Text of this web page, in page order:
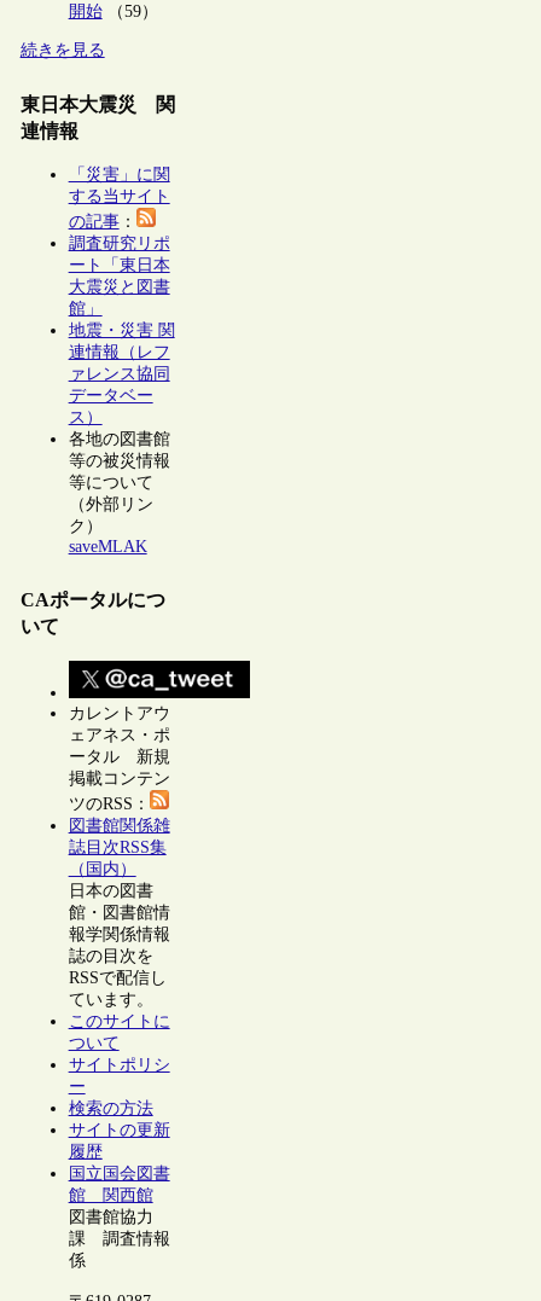
開始（59）
続きを見る
東日本大震災 関
連情報
「災害」に関
する当サイト
の記事：
調査研究リポ
ート「東日本
大震災と図書
館」
地震・災害 関
連情報（レフ
ァレンス協同
データベー
ス）
各地の図書館
等の被災情報
等について
（外部リン
ク）
saveMLAK
CAポータルにつ
いて
カレントアウ
ェアネス・ポ
ータル 新規
掲載コンテン
ツのRSS：
図書館関係雑
誌目次RSS集
（国内）
日本の図書
館・図書館情
報学関係情報
誌の目次を
RSSで配信し
ています。
このサイトに
ついて
サイトポリシ
ー
検索の方法
サイトの更新
履歴
国立国会図書
館 関西館
図書館協力
課 調査情報
係